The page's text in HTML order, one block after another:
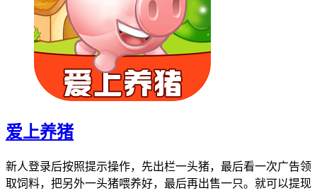
爱上养猪
新人登录后按照提示操作，先出栏一头猪，最后看一次广告领
取饲料，把另外一头猪喂养好，最后再出售一只。就可以提现